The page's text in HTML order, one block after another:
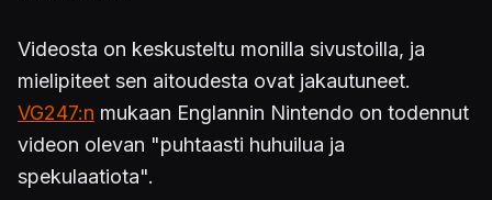
Videosta on keskusteltu monilla sivustoilla, ja
mielipiteet sen aitoudesta ovat jakautuneet.
VG247:n mukaan Englannin Nintendo on todennut
videon olevan "puhtaasti huhuilua ja
spekulaatiota".